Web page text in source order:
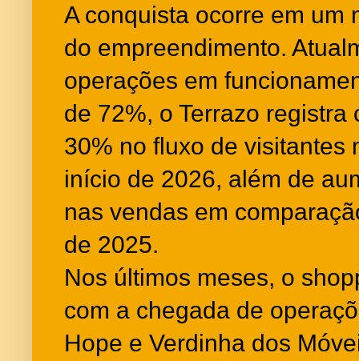
A conquista ocorre em um
do empreendimento.
operações em
de 72%, o Terrazo
30% no fluxo de visitantes
início de 2026, além de
nas vendas em
de 2025.
Nos últimos meses, o
com a chegada de
Hope e Verdinha dos